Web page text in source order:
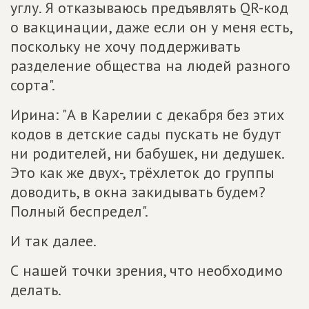
углу. Я отказываюсь предъявлять QR-код
о вакцинации, даже если он у меня есть,
поскольку не хочу поддерживать
разделение общества на людей разного
сорта".
Ирина: "А в Карелии с декабря без этих
кодов в детские сады пускать не будут
ни родителей, ни бабушек, ни дедушек.
Это как же двух-, трёхлеток до группы
доводить, в окна закидывать будем?
Полный беспредел".
И так далее.
С нашей точки зрения, что необходимо
делать.